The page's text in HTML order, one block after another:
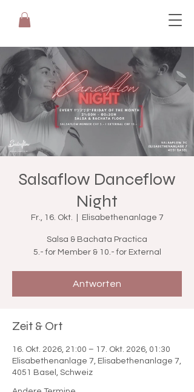
Salsaflow Danceflow
Night
Fr., 16. Okt. Elisabethenanlage 7
Salsa & Bachata Practica
5.- for Member & 10.- for External
Antworten
Zeit & Ort
16. Okt. 2026, 21:00 – 17. Okt. 2026, 01:30
Elisabethenanlage 7, Elisabethenanlage 7,
4051 Basel, Schweiz